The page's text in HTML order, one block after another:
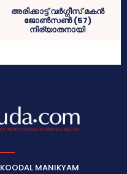
അരിക്കാട്ട് വര്‍ഗ്ഗീസ് മകന്‍
ജോണ്‍സണ്‍ (57)
നിര്യാതനായി
KOODAL MANIKYAM